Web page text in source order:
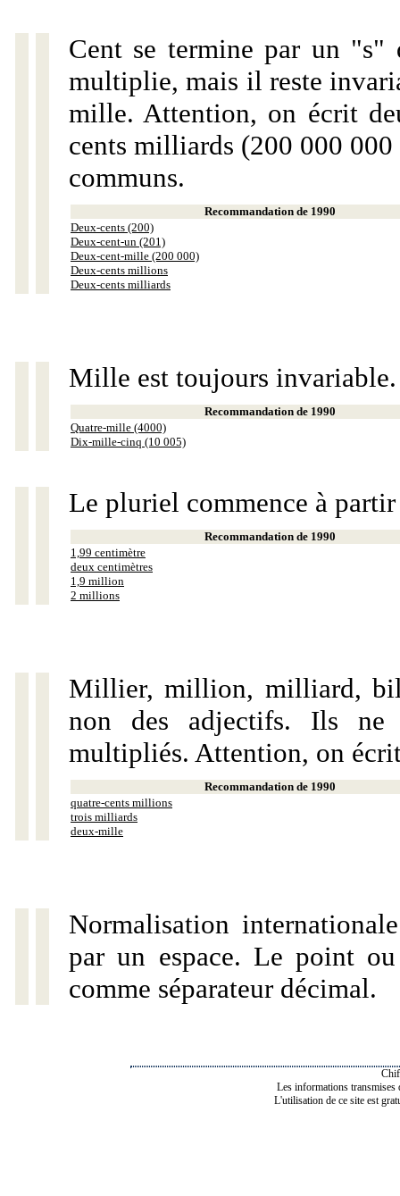
Cent se termine par un "s"
multiplie, mais il reste
mille. Attention, on écrit
cents milliards (200 000
communs.
Recommandation de 1990
Deux-cents (200)
Deux-cent-un (201)
Deux-cent-mille (200 000)
Deux-cents millions
Deux-cents milliards
Mille est toujours invariable.
Recommandation de 1990
Quatre-mille (4000)
Dix-mille-cinq (10 005)
Le pluriel commence à
Recommandation de 1990
1,99 centimètre
deux centimètres
1,9 million
2 millions
Millier, million, milliard,
non des adjectifs. Ils ne
multipliés. Attention, on
Recommandation de 1990
quatre-cents millions
trois milliards
deux-mille
Normalisation
par un espace. Le point
comme séparateur décimal.
Les informations transmises
L'utilisation de ce site est